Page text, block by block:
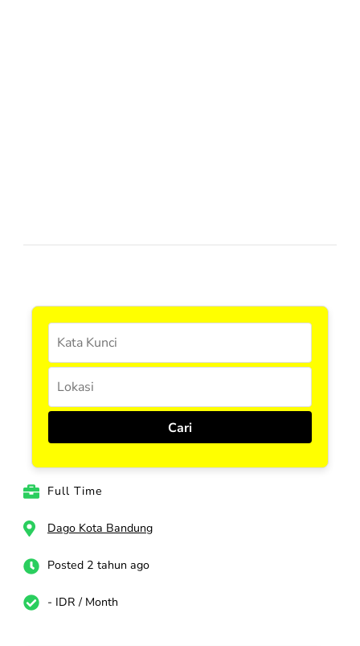
Full Time
Dago Kota Bandung
Posted 2 tahun ago
- IDR / Month